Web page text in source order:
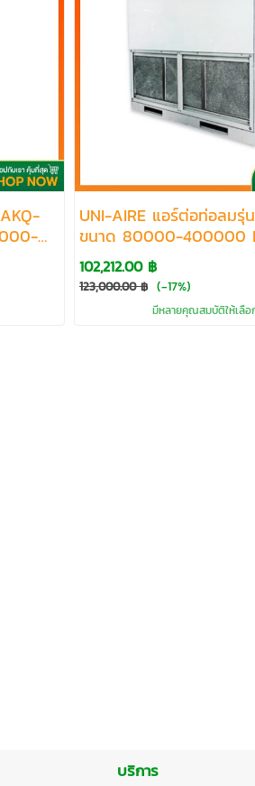
UNI-AIRE แอร์ต่อท่อลมรุ่
ขนาด 80000-400000
102,212.00 ฿
123,000.00 ฿ (-17%)
มีหลายคุณสมบัติให้เลือ
บริการ